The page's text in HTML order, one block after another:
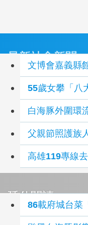
最新社會新聞
55歲女攀「八
白海豚外圍環
父親節照護族
高雄119專線
延伸閱讀
86載府城台菜